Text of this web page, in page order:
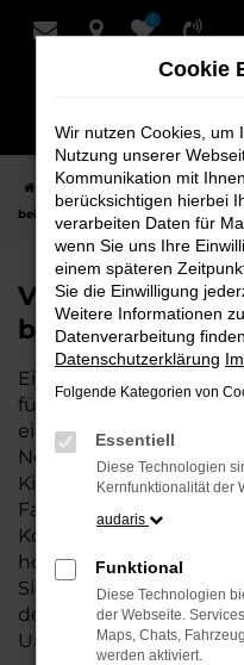
Zum
0
Startseite Syke VW
bei Schmidt + Koch
VW Golf
bei Schmidt +
Eine VW Golf
für alle, die für Syke ein
einem besonders
Neuwagen mit nur
Kilometern bietet er
Fahrzeugs, jedoch zu
Konditionen. Mit
hohen Effizienz und
Sicherheitsfeatures ist
den Stadtverkehr für
Umland.
Cookie
Wir nutzen Cookies, um
Nutzung unserer
Kommunikation mit
berücksichtigen hierbei
verarbeiten Daten für
wenn Sie uns Ihre
einem späteren
Sie die Einwilligung
Weitere Informationen
Datenverarbeitung
Datenschutzerklärung
Folgende Kategorien von
Essentiell
Diese Technologien
Kernfunktionalität der
audaris
Funktional
Diese Technologien
der Webseite.
Maps, Chats,
werden aktiviert.